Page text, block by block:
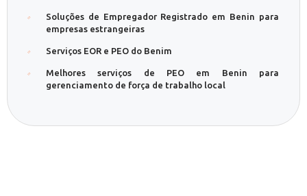
Soluções de Empregador Registrado em Benin para
empresas estrangeiras
Serviços EOR e PEO do Benim
Melhores serviços de PEO em Benin para
gerenciamento de força de trabalho local